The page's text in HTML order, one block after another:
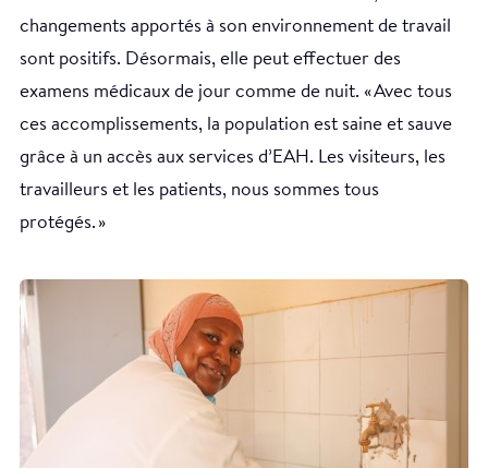
changements apportés à son environnement de travail
sont positifs. Désormais, elle peut effectuer des
examens médicaux de jour comme de nuit. « Avec tous
ces accomplissements, la population est saine et sauve
grâce à un accès aux services d’EAH. Les visiteurs, les
travailleurs et les patients, nous sommes tous
protégés. »